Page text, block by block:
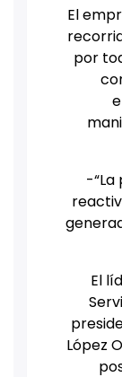
El
por
-
El
López